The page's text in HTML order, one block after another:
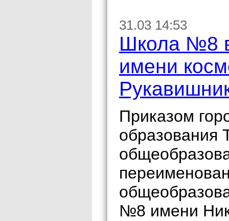
31.03 14:53
Школа №8
имени
Приказом
образования
№8 имени